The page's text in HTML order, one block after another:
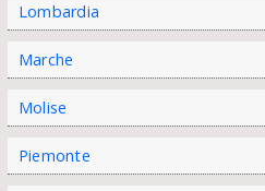
Lombardia
Marche
Molise
Piemonte